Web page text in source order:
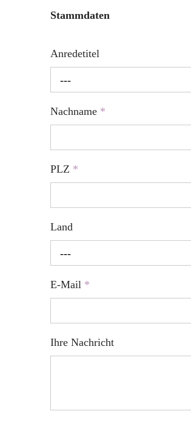
Stammdaten
Anredetitel
---
Nachname *
PLZ *
Land
---
E-Mail *
Ihre Nachricht